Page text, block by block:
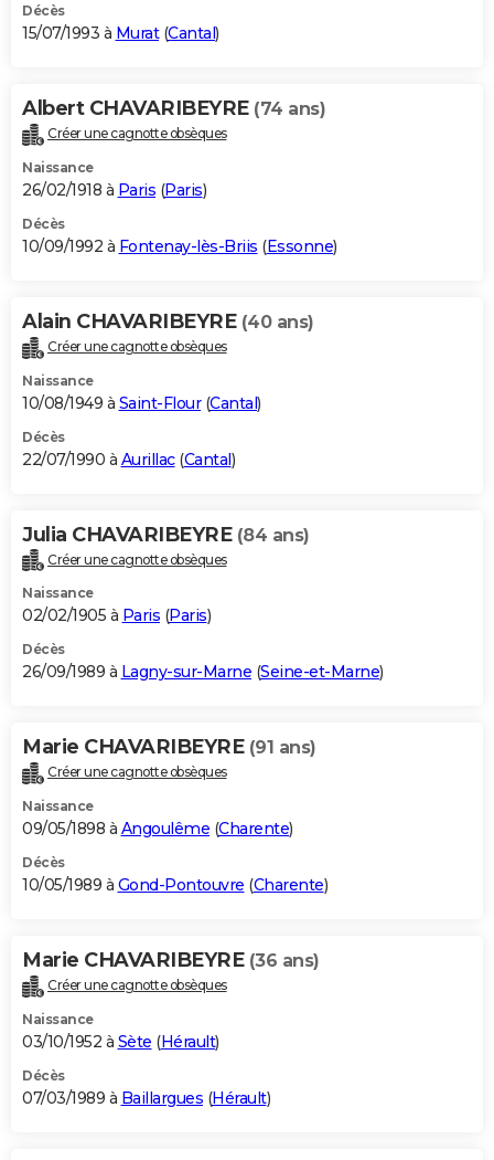
Décès
15/07/1993 à Murat(Cantal)
Albert CHAVARIBEYRE (74 ans)
Créer une cagnotte obsèques
Naissance
26/02/1918 à Paris (Paris)
Décès
10/09/1992 à Fontenay-lès-Briis (Essonne)
Alain CHAVARIBEYRE (40 ans)
Créer une cagnotte obsèques
Naissance
10/08/1949 à Saint-Flour(Cantal)
Décès
22/07/1990 à Aurillac(Cantal)
Julia CHAVARIBEYRE (84 ans)
Créer une cagnotte obsèques
Naissance
02/02/1905 à Paris (Paris)
Décès
26/09/1989 à Lagny-sur-Marne (Seine-et-Marne)
Marie CHAVARIBEYRE (91 ans)
Créer une cagnotte obsèques
Naissance
09/05/1898 à Angoulême (Charente)
Décès
10/05/1989 à Gond-Pontouvre (Charente)
Marie CHAVARIBEYRE (36 ans)
Créer une cagnotte obsèques
Naissance
03/10/1952 à Sète (Hérault)
Décès
07/03/1989 à Baillargues (Hérault)